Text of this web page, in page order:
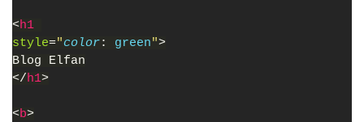
<h1
style="color: green">
Blog Elfan
</h1>
<b>